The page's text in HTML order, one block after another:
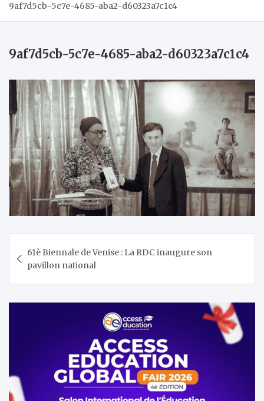
9af7d5cb-5c7e-4685-aba2-d60323a7c1c4
9af7d5cb-5c7e-4685-aba2-d60323a7c1c4
de
l’article
61è Biennale de Venise : La RDC inaugure son
pavillon national